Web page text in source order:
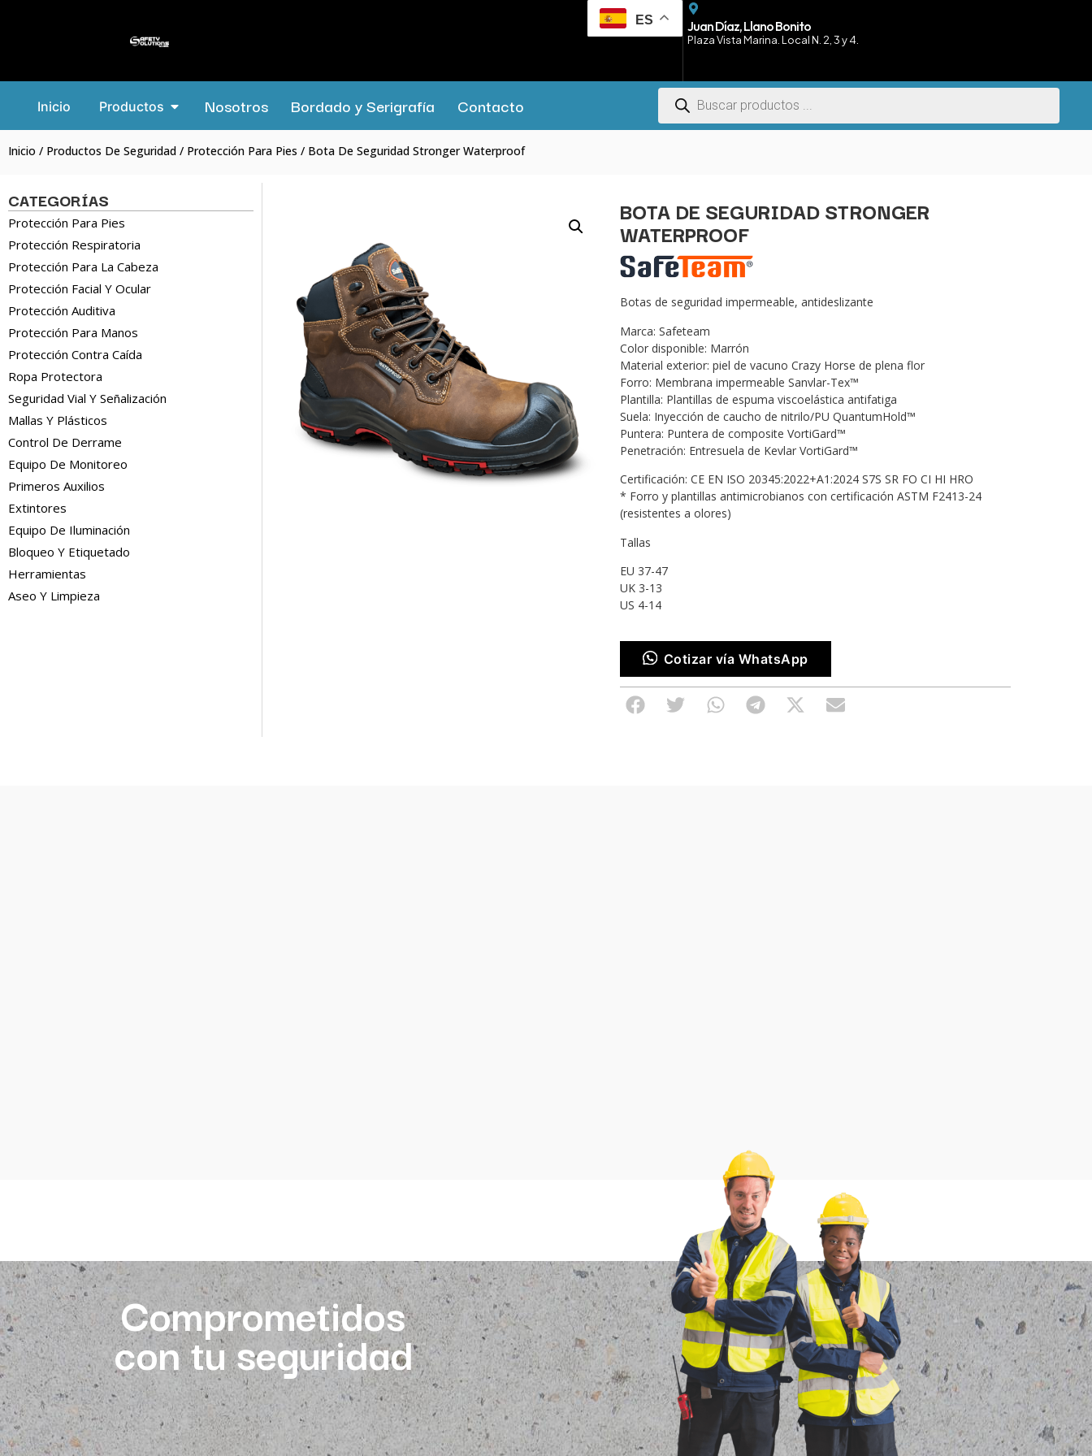
ES Juan Díaz, Llano Bonito
Plaza Vista Marina. Local N. 2, 3 y 4.
Inicio Productos Nosotros Bordado y Serigrafía Contacto
Inicio / Productos De Seguridad / Protección Para Pies / Bota De Seguridad Stronger Waterproof
CATEGORÍAS
Protección Para Pies
Protección Respiratoria
Protección Para La Cabeza
Protección Facial Y Ocular
Protección Auditiva
Protección Para Manos
Protección Contra Caída
Ropa Protectora
Seguridad Vial Y Señalización
Mallas Y Plásticos
Control De Derrame
Equipo De Monitoreo
Primeros Auxilios
Extintores
Equipo De Iluminación
Bloqueo Y Etiquetado
Herramientas
Aseo Y Limpieza
BOTA DE SEGURIDAD STRONGER
WATERPROOF
Botas de seguridad impermeable, antideslizante
Marca: Safeteam
Color disponible: Marrón
Material exterior: piel de vacuno Crazy Horse de plena flor
Forro: Membrana impermeable Sanvlar-Tex™
Plantilla: Plantillas de espuma viscoelástica antifatiga
Suela: Inyección de caucho de nitrilo/PU QuantumHold™
Puntera: Puntera de composite VortiGard™
Penetración: Entresuela de Kevlar VortiGard™
Certificación: CE EN ISO 20345:2022+A1:2024 S7S SR FO CI HI HRO
* Forro y plantillas antimicrobianos con certificación ASTM F2413-24
(resistentes a olores)
Tallas
EU 37-47
UK 3-13
US 4-14
Cotizar vía WhatsApp
Comprometidos
con tu seguridad